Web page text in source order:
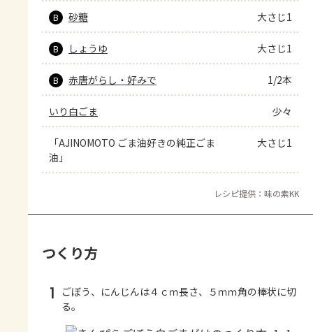
B 砂糖 大さじ1
B しょうゆ 大さじ1
B 赤唐がらし・好みで 1/2本
いり白ごま 少々
「AJINOMOTO ごま油好きの純正ごま
油」
大さじ1
レシピ提供：味の素KK
つくり方
1
ごぼう、にんじんは４ｃｍ長さ、５ｍｍ角の棒状に切
る。